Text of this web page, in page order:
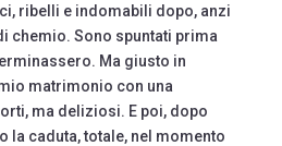
ribelli e indomabili dopo, anzi
chemio. Sono spuntati prima
Ma giusto in
matrimonio con una
ma deliziosi. E poi, dopo
la caduta, totale, nel momento